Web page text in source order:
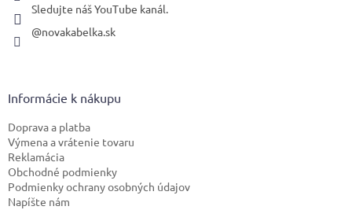
Sledujte náš YouTube kanál.
@novakabelka.sk
Informácie k nákupu
Doprava a platba
Výmena a vrátenie tovaru
Reklamácia
Obchodné podmienky
Podmienky ochrany osobných údajov
Napíšte nám